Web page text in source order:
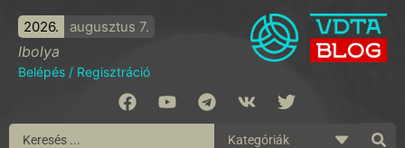
2026. augusztus 7.
Ibolya
Belépés / Regisztráció